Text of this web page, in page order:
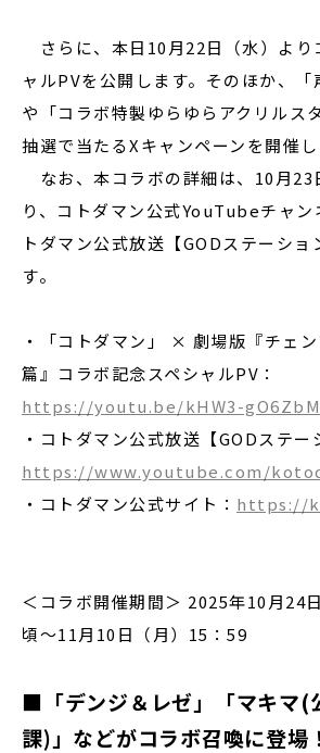
さらに、本日10月22日（水）より
ャルPVを公開します。そのほか、「
や「コラボ特製ゆらゆらアクリルス
抽選で当たるXキャンペーンを開催し
なお、本コラボの詳細は、10月23
り、コトダマン公式YouTubeチャン
トダマン公式放送【GODステーショ
す。
・「コトダマン」 × 劇場版『チェ
篇』コラボ記念スペシャルPV：
https://youtu.be/kHW3-gO6ZbM
・コトダマン公式放送【GODステー
https://www.youtube.com/
・コトダマン公式サイト： https://
＜コラボ開催期間＞ 2025年10月24
頃〜11月10日（月）15：59
■「デンジ＆レゼ」「マキマ(
課)」などがコラボ召喚に登場